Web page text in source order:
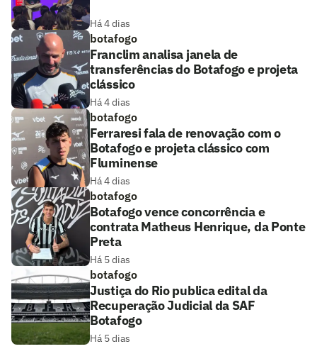
Há 4 dias
botafogo
Franclim analisa janela de
transferências do Botafogo e projeta
clássico
Há 4 dias
botafogo
Ferraresi fala de renovação com o
Botafogo e projeta clássico com
Fluminense
Há 4 dias
botafogo
Botafogo vence concorrência e
contrata Matheus Henrique, da Ponte
Preta
Há 5 dias
botafogo
Justiça do Rio publica edital da
Recuperação Judicial da SAF
Botafogo
Há 5 dias